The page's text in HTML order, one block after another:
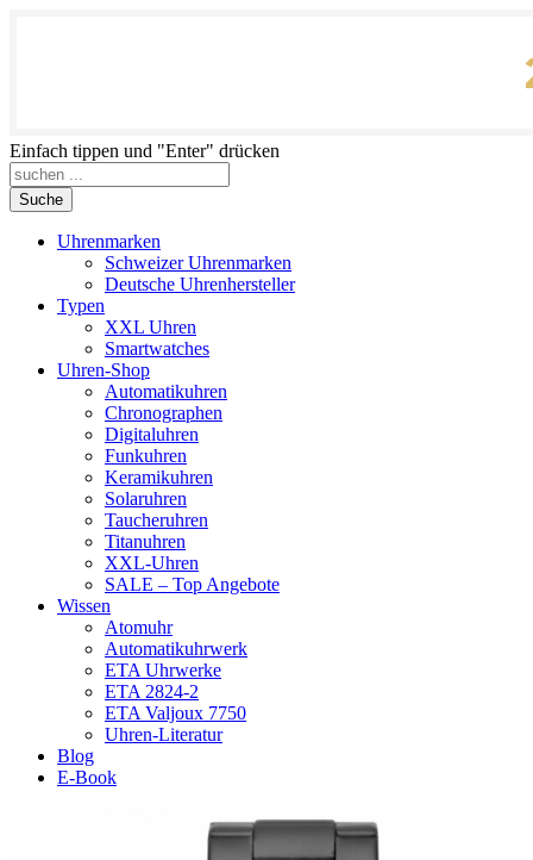
Einfach tippen und "Enter" drücken
Suche
Uhrenmarken
Schweizer Uhrenmarken
Deutsche Uhrenhersteller
Typen
XXL Uhren
Smartwatches
Uhren-Shop
Automatikuhren
Chronographen
Digitaluhren
Funkuhren
Keramikuhren
Solaruhren
Taucheruhren
Titanuhren
XXL-Uhren
SALE – Top Angebote
Wissen
Atomuhr
Automatikuhrwerk
ETA Uhrwerke
ETA 2824-2
ETA Valjoux 7750
Uhren-Literatur
Blog
E-Book